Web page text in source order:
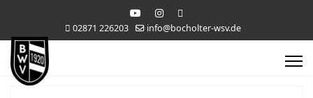
02871 226203 info@bocholter-wsv.de